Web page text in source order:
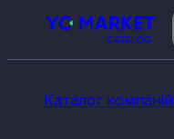
Каталог